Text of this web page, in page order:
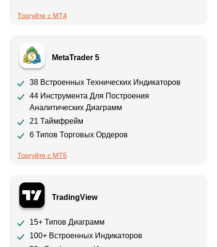
Торгуйте с MT4
MetaTrader 5
38 Встроенных Технических Индикаторов
44 Инструмента Для Построения
Аналитических Диаграмм
21 Таймфрейм
6 Типов Торговых Ордеров
Торгуйте с MT5
TradingView
15+ Типов Диаграмм
100+ Встроенных Индикаторов